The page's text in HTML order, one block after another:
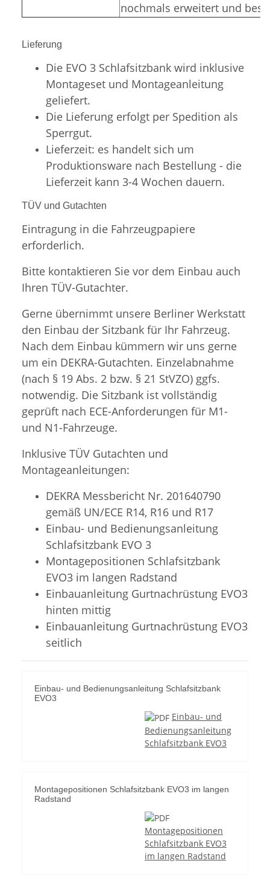
nochmals erweitert und
Lieferung
Die EVO 3 Schlafsitzbank wird inklusive
Montageset und Montageanleitung
geliefert.
Die Lieferung erfolgt per Spedition als
Sperrgut.
Lieferzeit: es handelt sich um
Produktionsware nach Bestellung - die
Lieferzeit kann 3-4 Wochen dauern.
TÜV und Gutachten
Eintragung in die Fahrzeugpapiere
erforderlich.
Bitte kontaktieren Sie vor dem Einbau auch
Ihren TÜV-Gutachter.
Gerne übernimmt unsere Berliner Werkstatt
den Einbau der Sitzbank für Ihr Fahrzeug.
Nach dem Einbau kümmern wir uns gerne
um ein DEKRA-Gutachten. Einzelabnahme
(nach § 19 Abs. 2 bzw. § 21 StVZO) ggfs.
notwendig. Die Sitzbank ist vollständig
geprüft nach ECE-Anforderungen für M1-
und N1-Fahrzeuge.
Inklusive TÜV Gutachten und
Montageanleitungen:
DEKRA Messbericht Nr. 201640790
gemäß UN/ECE R14, R16 und R17
Einbau- und Bedienungsanleitung
Schlafsitzbank EVO 3
Montagepositionen Schlafsitzbank
EVO3 im langen Radstand
Einbauanleitung Gurtnachrüstung EVO3
hinten mittig
Einbauanleitung Gurtnachrüstung EVO3
seitlich
Einbau- und Bedienungsanleitung Schlafsitzbank
EVO3
Einbau- und
Bedienungsanleitung
Schlafsitzbank EVO3
Montagepositionen Schlafsitzbank EVO3 im langen
Radstand
Montagepositionen
Schlafsitzbank EVO3
im langen Radstand